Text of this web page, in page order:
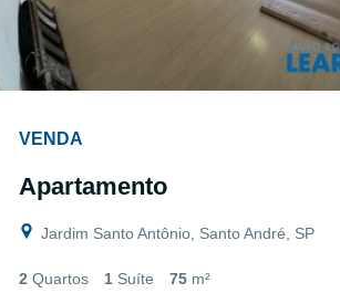
VENDA
Apartamento
Jardim Santo Antônio, Santo André, SP
2 Quartos 1 Suíte 75 m²